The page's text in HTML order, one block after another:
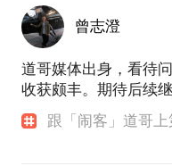
曾志澄
道哥媒体出身，看待
收获颇丰。期待后续
跟「闹客」道哥